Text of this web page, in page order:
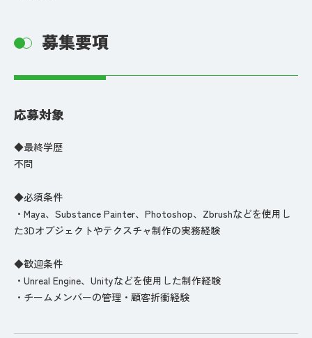
募集要項
応募対象
◆最終学歴
不問
◆必須条件
・Maya、Substance Painter、Photoshop、Zbrushなどを使用し
た3Dオブジェクトやテクスチャ制作の実務経験
◆歓迎条件
・Unreal Engine、Unityなどを使用した制作経験
・チームメンバーの管理・顧客折衝経験